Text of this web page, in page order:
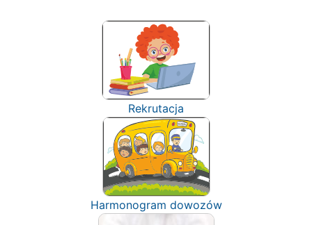
Rekrutacja
Harmonogram dowozów